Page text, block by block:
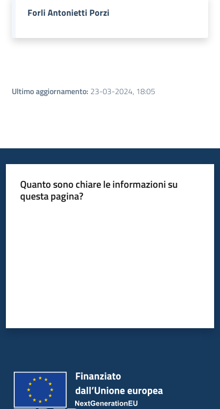
Progetti
Forli Antonietti Porzi
Ultimo aggiornamento: 23-03-2024, 18:05
Quanto sono chiare le informazioni su
questa pagina?